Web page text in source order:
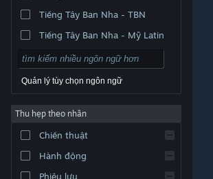
thương hiệu là tài sản của chủ sở hữu tương ứng tại
Pháp lý
Hỗ trợ tiếp cận
ký Steam
|Hoàn tiền|
Tiếng Tây Ban Nha - TBN
Tiếng Tây Ban Nha - Mỹ Latin
Quản lý tùy chọn ngôn ngữ
Thu hẹp theo nhãn
Chiến thuật
Hành động
Phiêu lưu